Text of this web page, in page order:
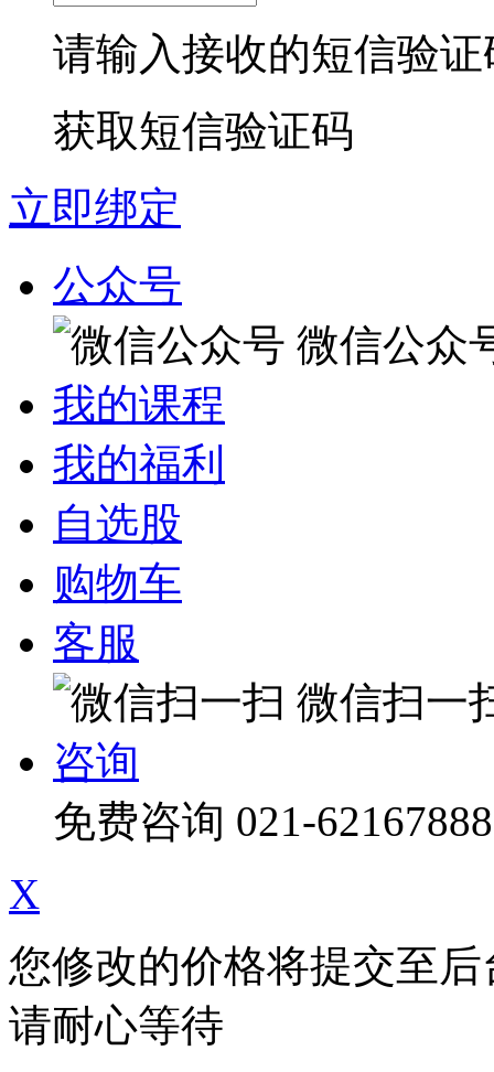
请输入接收的短信验证
获取短信验证码
立即绑定
公众号
微信公众
我的课程
我的福利
自选股
购物车
客服
微信扫一
咨询
免费咨询 021-62167888
X
您修改的价格将提交至
请耐心等待